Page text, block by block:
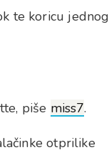
te koricu jednog
piše miss7.
otprilike